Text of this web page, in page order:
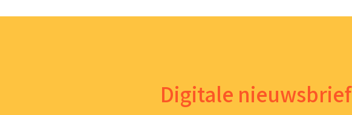
Digitale nieuwsbrief